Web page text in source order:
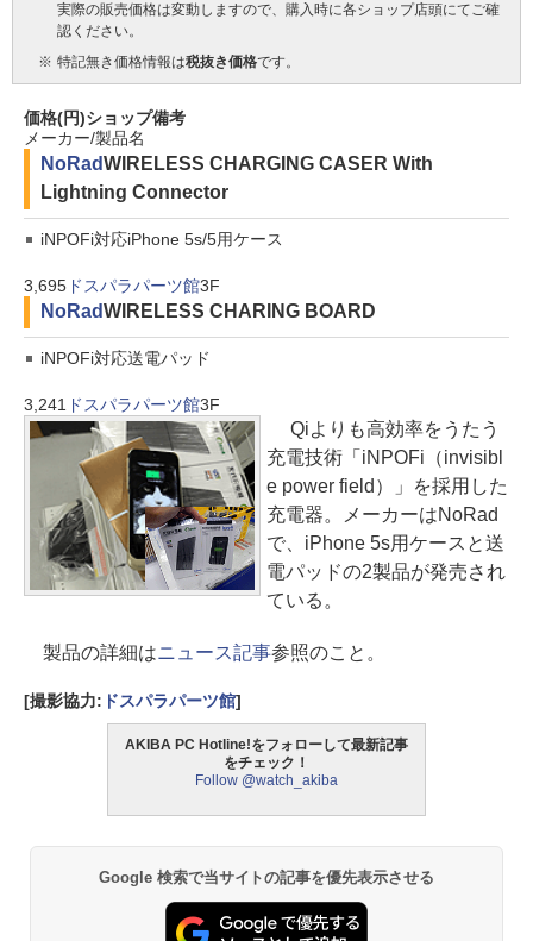
実際の販売価格は変動しますので、購入時に各ショップ店頭にてご確
認ください。
※ 特記無き価格情報は税抜き価格です。
価格(円)ショップ備考
メーカー/製品名
NoRadWIRELESS CHARGING CASER With
Lightning Connector
iNPOFi対応iPhone 5s/5用ケース
3,695 ドスパラパーツ館3F
NoRadWIRELESS CHARING BOARD
iNPOFi対応送電パッド
3,241 ドスパラパーツ館3F
Qiよりも高効率をうたう
充電技術「iNPOFi（invisibl
e power field）」を採用した
充電器。メーカーはNoRad
で、iPhone 5s用ケースと送
電パッドの2製品が発売され
ている。
製品の詳細はニュース記事参照のこと。
[撮影協力: ドスパラパーツ館]
AKIBA PC Hotline!をフォローして最新記事
をチェック！
Follow @watch_akiba
Google 検索で当サイトの記事を優先表示させる